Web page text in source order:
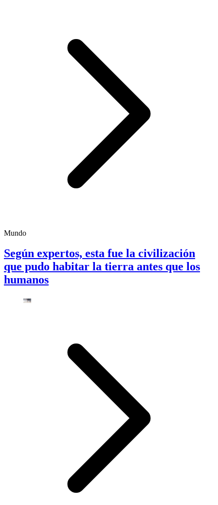
Mundo
Según expertos, esta fue la civilización
que pudo habitar la tierra antes que los
humanos